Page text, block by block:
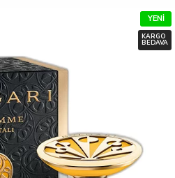
YENI
KARGO
BEDAVA